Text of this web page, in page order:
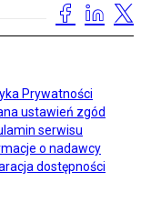
Prywatności
ustawień zgód
serwisu
o nadawcy
dostępności